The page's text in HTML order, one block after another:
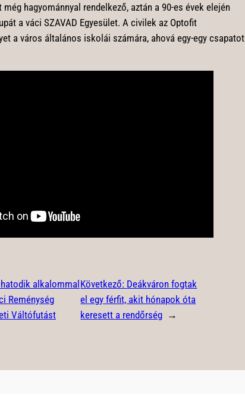
hagyománnyal rendelkező, aztán a 90-es évek elején
a váci SZAVAD Egyesület. A civilek az Optofit
a város általános iskolái számára, ahová egy-egy csapatot
alkalommal
Reménység
Váltófutást
Következő: Deákváron fogtak
el egy férfit, akit hónapok óta
keresett a rendőrség →